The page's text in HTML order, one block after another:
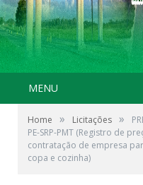
MENU
Home » Licitações »
PE-SRP-PMT (Registro de
contratação de empresa
copa e cozinha)